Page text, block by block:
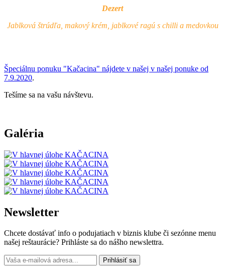
Dezert
Jablková štrúdľa, makový krém, jablkové ragú s chilli a medovkou
Špeciálnu ponuku "Kačacina" nájdete v našej v našej ponuke od
7.9.2020.
Tešíme sa na vašu návštevu.
Galéria
Newsletter
Chcete dostávať info o podujatiach v biznis klube či sezónne menu
našej reštaurácie? Prihláste sa do nášho newslettra.
Prihlásiť sa